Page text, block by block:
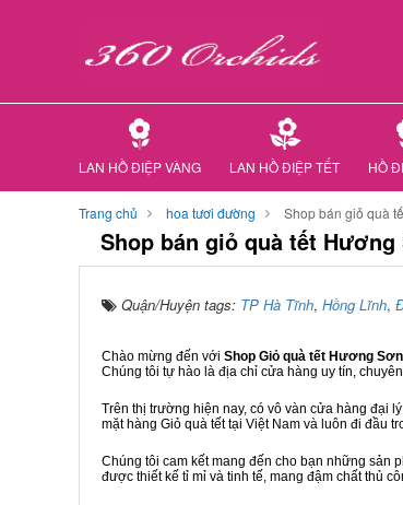
LAN HỒ ĐIỆP VÀNG LAN HỒ ĐIỆP TẾT HỒ
Trang chủ hoa tươi đường Shop bán giỏ quà
Shop bán giỏ quà tết Hương
Quận/Huyện tags: TP Hà Tĩnh, Hồng Lĩnh,
Chào mừng đến với Shop Giỏ quà tết Hương
Chúng tôi tự hào là địa chỉ cửa hàng uy tín,
Trên thị trường hiện nay, có vô vàn cửa hàng đại
mặt hàng Giỏ quà tết tại Việt Nam và luôn đi đầu
Chúng tôi cam kết mang đến cho bạn những sản
được thiết kế tỉ mỉ và tinh tế, mang đậm chất thủ